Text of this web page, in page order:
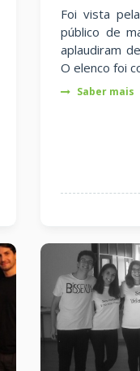
Foi vista
público de
aplaudiram
O elenco foi
Saber mais